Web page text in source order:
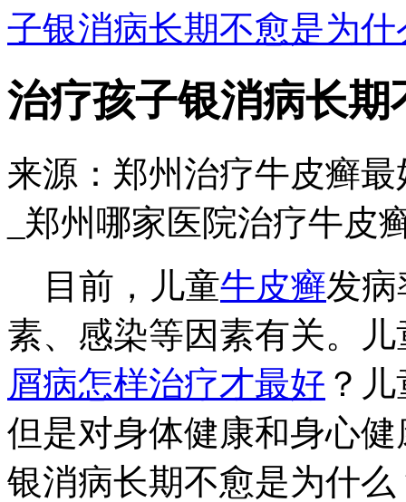
子银消病长期不愈是为什
治疗孩子银消病长期
来源：郑州治疗牛皮癣
_郑州哪家医院治疗牛皮
目前，儿童牛皮癣发
素、感染等因素有关。
屑病怎样治疗才最好 ？
但是对身体健康和身心
银消病长期不愈是为什